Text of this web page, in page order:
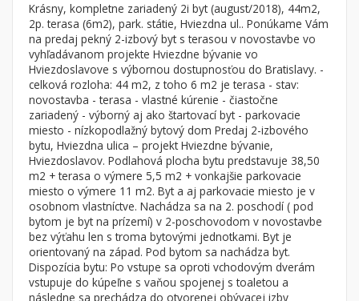
Lokalita
×
×
Trnavský (kraj)
Byt
Garsónky
Dvojgarsónky
1-izbové
2-izbové
3-izbové
4 a viac izbové byty
Dom
Vila
Chalupa
Pozemok
Krásny, kompletne zariadený 2i byt (august/2018), 44m2,
2p. terasa (6m2), park. státie, Hviezdna ul.. Ponúkame Vám
na predaj pekný 2-izbový byt s terasou v novostavbe vo
vyhľadávanom projekte Hviezdne bývanie vo
Hviezdoslavove s výbornou dostupnosťou do Bratislavy. -
celková rozloha: 44 m2, z toho 6 m2 je terasa - stav:
novostavba - terasa - vlastné kúrenie - čiastočne
zariadený - výborný aj ako štartovací byt - parkovacie
miesto - nízkopodlažný bytový dom Predaj 2-izbového
bytu, Hviezdna ulica – projekt Hviezdne bývanie,
Hviezdoslavov. Podlahová plocha bytu predstavuje 38,50
m2 + terasa o výmere 5,5 m2 + vonkajšie parkovacie
miesto o výmere 11 m2. Byt a aj parkovacie miesto je v
osobnom vlastníctve. Nachádza sa na 2. poschodí ( pod
bytom je byt na prízemí) v 2-poschovodom v novostavbe
bez výťahu len s troma bytovými jednotkami. Byt je
orientovaný na západ. Pod bytom sa nachádza byt.
Dispozícia bytu: Po vstupe sa oproti vchodovým dverám
vstupuje do kúpeľne s vaňou spojenej s toaletou a
následne sa prechádza do otvorenej obývacej izby